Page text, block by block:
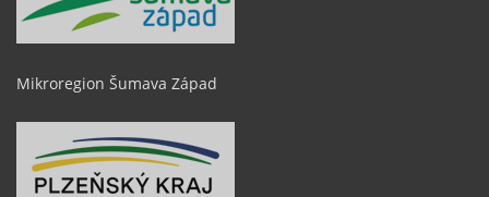
Mikroregion Šumava Západ